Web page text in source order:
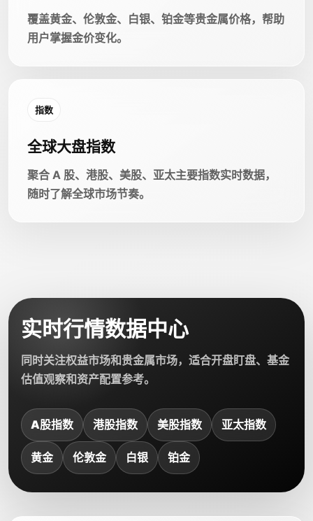
覆盖黄金、伦敦金、白银、铂金等贵金属价格，帮助
用户掌握金价变化。
指数
全球大盘指数
聚合 A 股、港股、美股、亚太主要指数实时数据，
随时了解全球市场节奏。
实时行情数据中心
同时关注权益市场和贵金属市场，适合开盘盯盘、基金
估值观察和资产配置参考。
A股指数 港股指数 美股指数 亚太指数
黄金 伦敦金 白银 铂金